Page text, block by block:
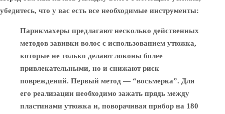
убедитесь, что у вас есть все необходимые инструменты:
Парикмахеры предлагают несколько действенных
методов завивки волос с использованием утюжка,
которые не только делают локоны более
привлекательными, но и снижают риск
повреждений. Первый метод — “восьмерка”. Для
его реализации необходимо зажать прядь между
пластинами утюжка и, поворачивая прибор на 180